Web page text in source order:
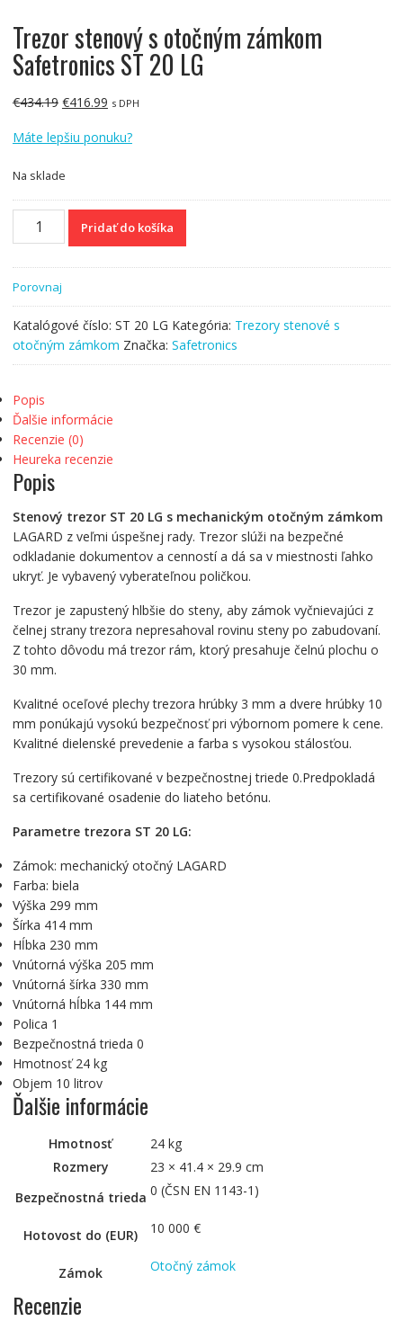
Trezor stenový s otočným zámkom
Safetronics ST 20 LG
€434.19 Pôvodná
bola:
€416.99Aktuálna
je:
s DPH
Máte lepšiu ponuku?
Na sklade
množstvo
Trezor
otočným
zámkom
Safetronics
LG
Pridať do košíka
Porovnaj
Katalógové číslo: ST 20 LG Kategória: Trezory stenové s
otočným zámkom Značka: Safetronics
Popis
Ďalšie informácie
Recenzie (0)
Heureka recenzie
Popis
Stenový trezor ST 20 LG s mechanickým otočným zámkom
LAGARD z veľmi úspešnej rady. Trezor slúži na bezpečné
odkladanie dokumentov a cenností a dá sa v miestnosti ľahko
ukryť. Je vybavený vyberateľnou poličkou.
Trezor je zapustený hlbšie do steny, aby zámok vyčnievajúci z
čelnej strany trezora nepresahoval rovinu steny po zabudovaní.
Z tohto dôvodu má trezor rám, ktorý presahuje čelnú plochu o
30 mm.
Kvalitné oceľové plechy trezora hrúbky 3 mm a dvere hrúbky 10
mm ponúkajú vysokú bezpečnosť pri výbornom pomere k cene.
Kvalitné dielenské prevedenie a farba s vysokou stálosťou.
Trezory sú certifikované v bezpečnostnej triede 0.Predpokladá
sa certifikované osadenie do liateho betónu.
Parametre trezora ST 20 LG:
Zámok: mechanický otočný LAGARD
Farba: biela
Výška 299 mm
Šírka 414 mm
Hĺbka 230 mm
Vnútorná výška 205 mm
Vnútorná šírka 330 mm
Vnútorná hĺbka 144 mm
Polica 1
Bezpečnostná trieda 0
Hmotnosť 24 kg
Objem 10 litrov
Ďalšie informácie
Hmotnosť
24 kg
Rozmery
23 × 41.4 × 29.9 cm
Bezpečnostná trieda 0 (ČSN EN 1143-1)
Hotovost do (EUR) 10 000 €
Zámok Otočný zámok
Recenzie